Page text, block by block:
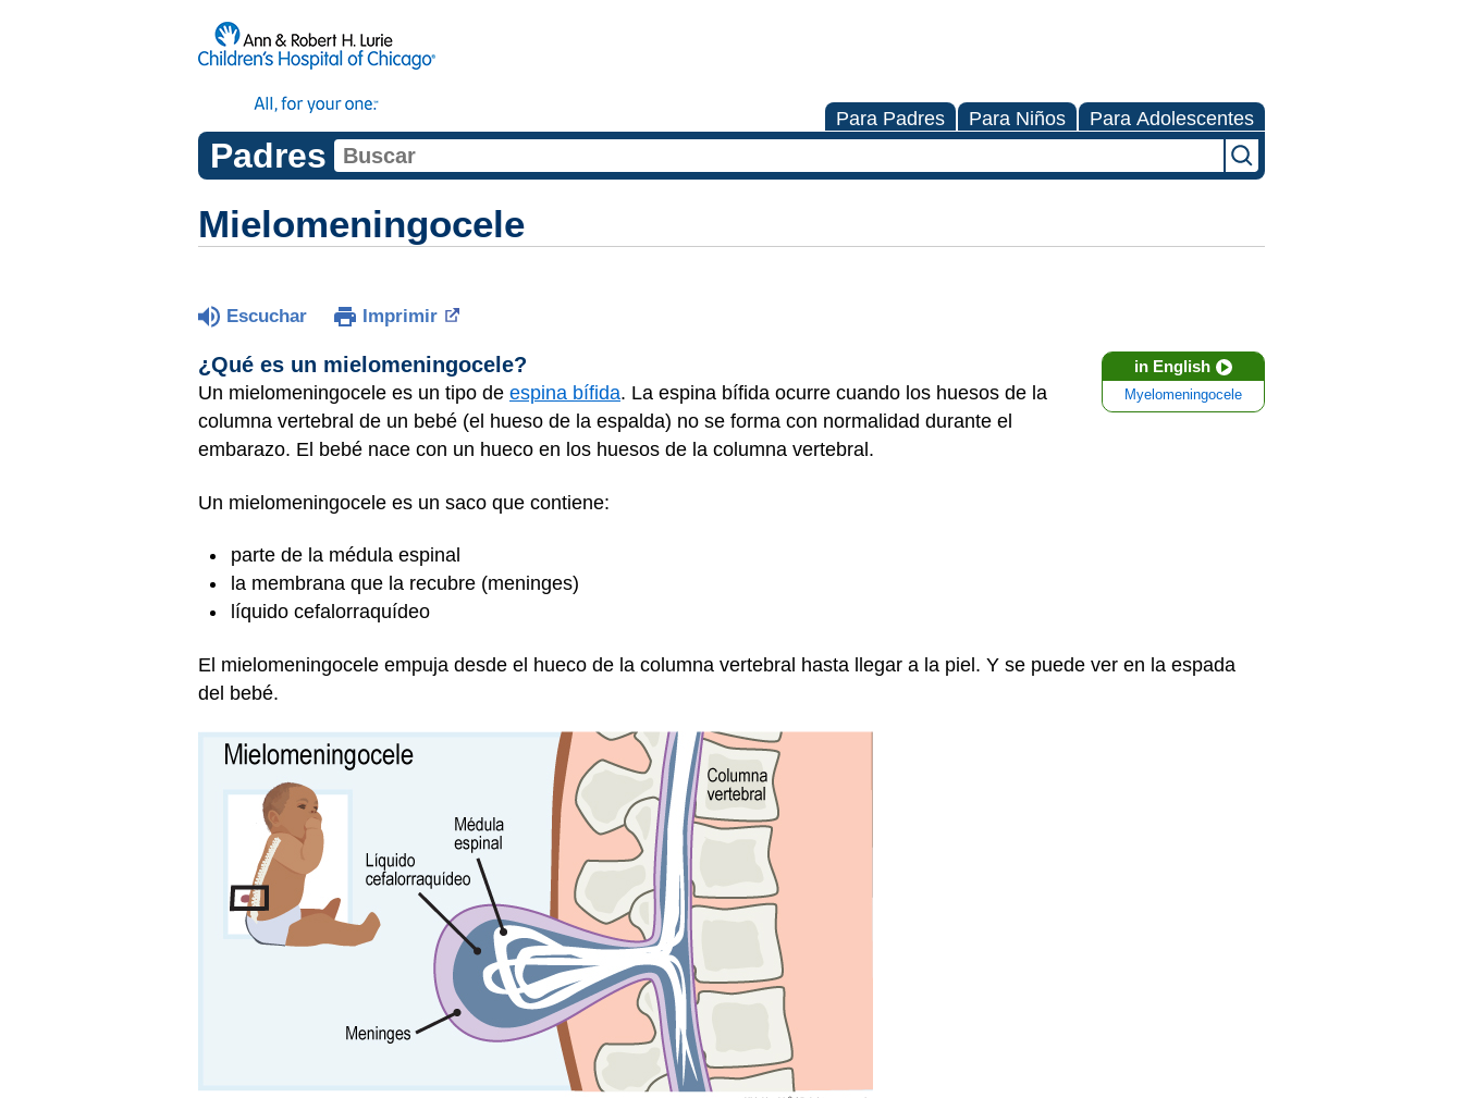
Para Padres Para Niños Para Adolescentes
Padres
Mielomeningocele
Escuchar Imprimir
in English
Myelomeningocele
¿Qué es un mielomeningocele?
Un mielomeningocele es un tipo de espina bífida. La espina bífida ocurre cuando los huesos de la
columna vertebral de un bebé (el hueso de la espalda) no se forma con normalidad durante el
embarazo. El bebé nace con un hueco en los huesos de la columna vertebral.
Un mielomeningocele es un saco que contiene:
parte de la médula espinal
la membrana que la recubre (meninges)
líquido cefalorraquídeo
El mielomeningocele empuja desde el hueco de la columna vertebral hasta llegar a la piel. Y se puede ver en la espada
del bebé.